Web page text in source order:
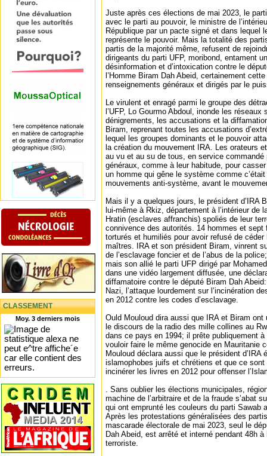
CLASSEMENT
Moy. 3 derniers mois
Juste après ces élections de mai 2023, le
avec le parti au pouvoir, le ministre de
République par un pacte signé et dans lequel
représente le pouvoir. Mais la totalité des
partis de la majorité même, refusent de
dirigeants du parti UFP, moribond, entament
désinformation et d’intoxication contre le
l’Homme Biram Dah Abeid, certainement
renseignements généraux et dirigés par le
Le virulent et enragé parmi le groupe des
l’UFP, Lo Gourmo Abdoul, inonde les
dénigrements, les accusations et la
Biram, reprenant toutes les accusations
lequel les groupes dominants et le pouvoir
la création du mouvement IRA. Les orateurs
au vu et au su de tous, en service commandé
généraux, comme à leur habitude, pour
un homme qui gêne le système comme
mouvements anti-système, avant le
Mais il y a quelques jours, le président d’IRA
lui-même à Rkiz, département à l’intérieur de
Hratin (esclaves affranchis) spoliés de leur
connivence des autorités. 14 hommes et sept
torturés et humiliés pour avoir refusé de
maîtres. IRA et son président Biram, vinrent
de l’esclavage foncier et de l’abus de la
mais son allié le parti UFP dirigé par
dans une vidéo largement diffusée, une
diffamatoire contre le député Biram Dah
Nazi, l’attaque lourdement sur l’incinération
en 2012 contre les codes d’esclavage.
Ould Mouloud dira aussi que IRA et Biram ont
le discours de la radio des mille collines au
dans ce pays en 1994; il prête publiquement
vouloir faire le même genocide en Mauritanie
Mouloud déclara aussi que le président d’IRA
islamophobes juifs et chrétiens et que ce sont
incinérer les livres en 2012 pour offenser
. Sans oublier les élections municipales,
machine de l’arbitraire et de la fraude s’abat
qui ont emprunté les couleurs du parti Sawab
Après les protestations généralisées des
mascarade électorale de mai 2023, seul le
Dah Abeid, est arrêté et interné pendant 48h
terroriste.